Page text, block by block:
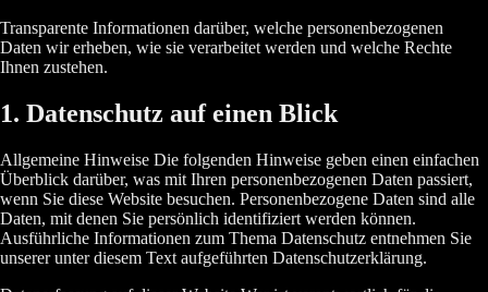
Transparente Informationen darüber, welche personenbezogenen
Daten wir erheben, wie sie verarbeitet werden und welche Rechte
Ihnen zustehen.
1. Datenschutz auf einen Blick
Allgemeine Hinweise Die folgenden Hinweise geben einen einfachen
Überblick darüber, was mit Ihren personenbezogenen Daten passiert,
wenn Sie diese Website besuchen. Personenbezogene Daten sind alle
Daten, mit denen Sie persönlich identifiziert werden können.
Ausführliche Informationen zum Thema Datenschutz entnehmen Sie
unserer unter diesem Text aufgeführten Datenschutzerklärung.